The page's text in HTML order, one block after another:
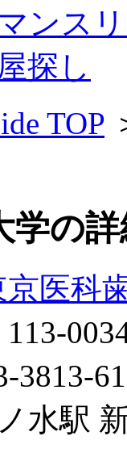
ンス
探し
TOP
学の
京医科
113-
3813-
水駅